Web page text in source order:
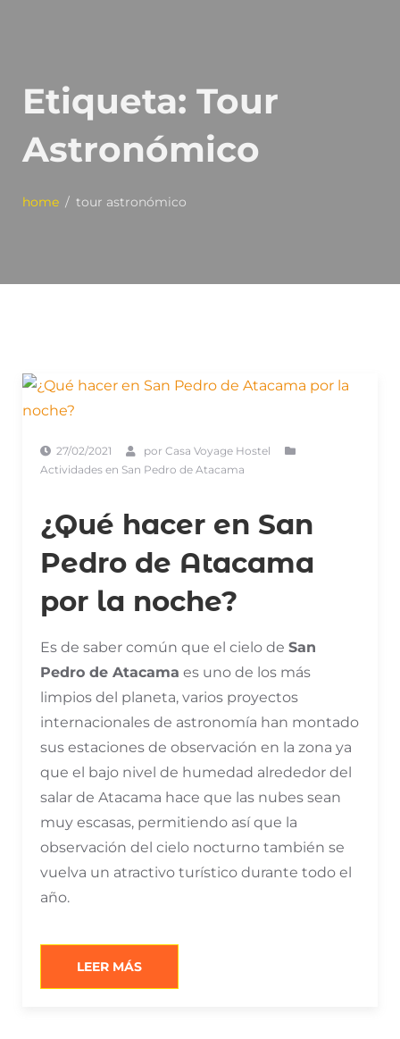
Etiqueta: Tour
Astronómico
home tour astronómico
27/02/2021 por Casa Voyage Hostel
Actividades en San Pedro de Atacama
¿Qué hacer en San
Pedro de Atacama
por la noche?
Es de saber común que el cielo de San
Pedro de Atacama es uno de los más
limpios del planeta, varios proyectos
internacionales de astronomía han montado
sus estaciones de observación en la zona ya
que el bajo nivel de humedad alrededor del
salar de Atacama hace que las nubes sean
muy escasas, permitiendo así que la
observación del cielo nocturno también se
vuelva un atractivo turístico durante todo el
año.
LEER MÁS“¿QUÉ
EN